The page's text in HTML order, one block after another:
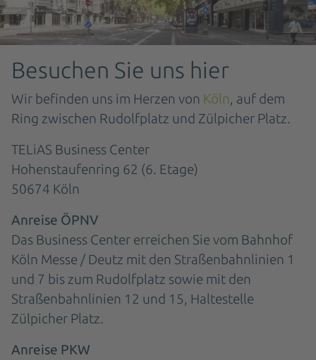
Besuchen Sie uns hier
Wir befinden uns im Herzen von Köln, auf dem
Ring zwischen Rudolfplatz und Zülpicher Platz.
TELiAS Business Center
Hohenstaufenring 62 (6. Etage)
50674 Köln
Anreise ÖPNV
Das Business Center erreichen Sie vom Bahnhof
Köln Messe / Deutz mit den Straßenbahnlinien 1
und 7 bis zum Rudolfplatz sowie mit den
Straßenbahnlinien 12 und 15, Haltestelle
Zülpicher Platz.
Anreise PKW